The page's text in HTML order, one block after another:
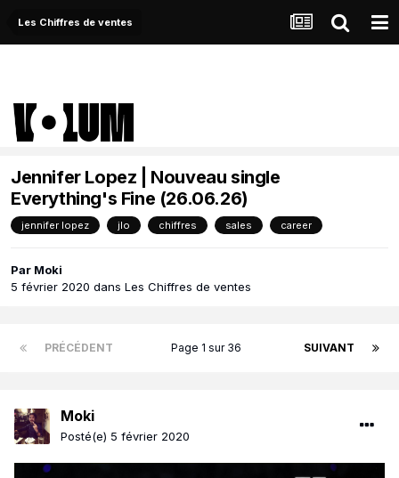
Les Chiffres de ventes
Jennifer Lopez | Nouveau single
Everything's Fine (26.06.26)
jennifer lopez jlo chiffres sales career
Par Moki
5 février 2020 dans Les Chiffres de ventes
PRÉCÉDENT SUIVANT
Page 1 sur 36
Moki
Posté(e) 5 février 2020